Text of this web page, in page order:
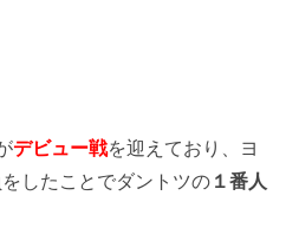
デビュー戦を迎えており、ヨ
したことでダントツの １番人